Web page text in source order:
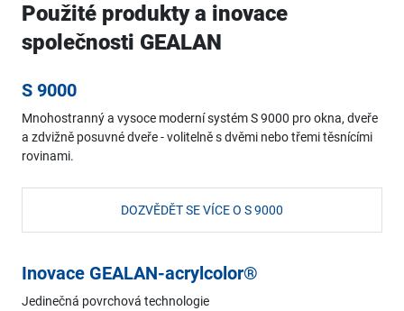
Použité produkty a inovace
společnosti GEALAN
S 9000
Mnohostranný a vysoce moderní systém S 9000 pro okna, dveře
a zdvižně posuvné dveře - volitelně s dvěmi nebo třemi těsnícími
rovinami.
DOZVĚDĚT SE VÍCE O S 9000
Inovace GEALAN-acrylcolor®
Jedinečná povrchová technologie